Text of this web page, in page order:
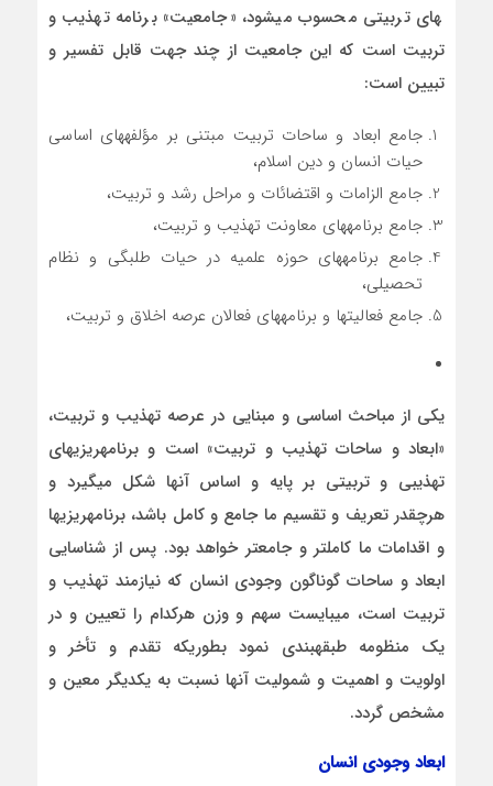
های تربیتی محسوب می­شود، «جامعیت» برنامه تهذیب و
تربیت است که این جامعیت از چند جهت قابل تفسیر و
تبیین است:
جامع ابعاد و ساحات تربیت مبتنی بر مؤلفه­های اساسی
حیات انسان و دین اسلام،
جامع الزامات و اقتضائات و مراحل رشد و تربیت،
جامع برنامه­های معاونت تهذیب و تربیت،
جامع برنامه­های حوزه علمیه در حیات طلبگی و نظام
تحصیلی،
جامع فعالیت­ها و برنامه­های فعالان عرصه اخلاق و تربیت،
یکی از مباحث اساسی و مبنایی در عرصه تهذیب و تربیت،
«ابعاد و ساحات تهذیب و تربیت» است و برنامه­ریزی­های
تهذیبی و تربیتی بر پایه و اساس آن­ها شکل می­گیرد و
هرچقدر تعریف و تقسیم ما جامع و کامل باشد، برنامه­ریزی­ها
و اقدامات ما کامل­تر و جامع­تر خواهد بود. پس از شناسایی
ابعاد و ساحات گوناگون وجودی انسان که نیازمند تهذیب و
تربیت است، می­بایست سهم و وزن هرکدام را تعیین و در
یک منظومه طبقه­بندی نمود بطوریکه تقدم و تأخر و
اولویت­ و اهمیت و شمولیت آنها نسبت به یکدیگر معین و
مشخص گردد.
ابعاد وجودی انسان